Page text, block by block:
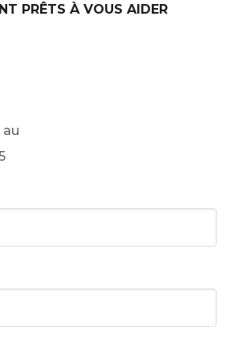
PRÊTS À VOUS AIDER
au